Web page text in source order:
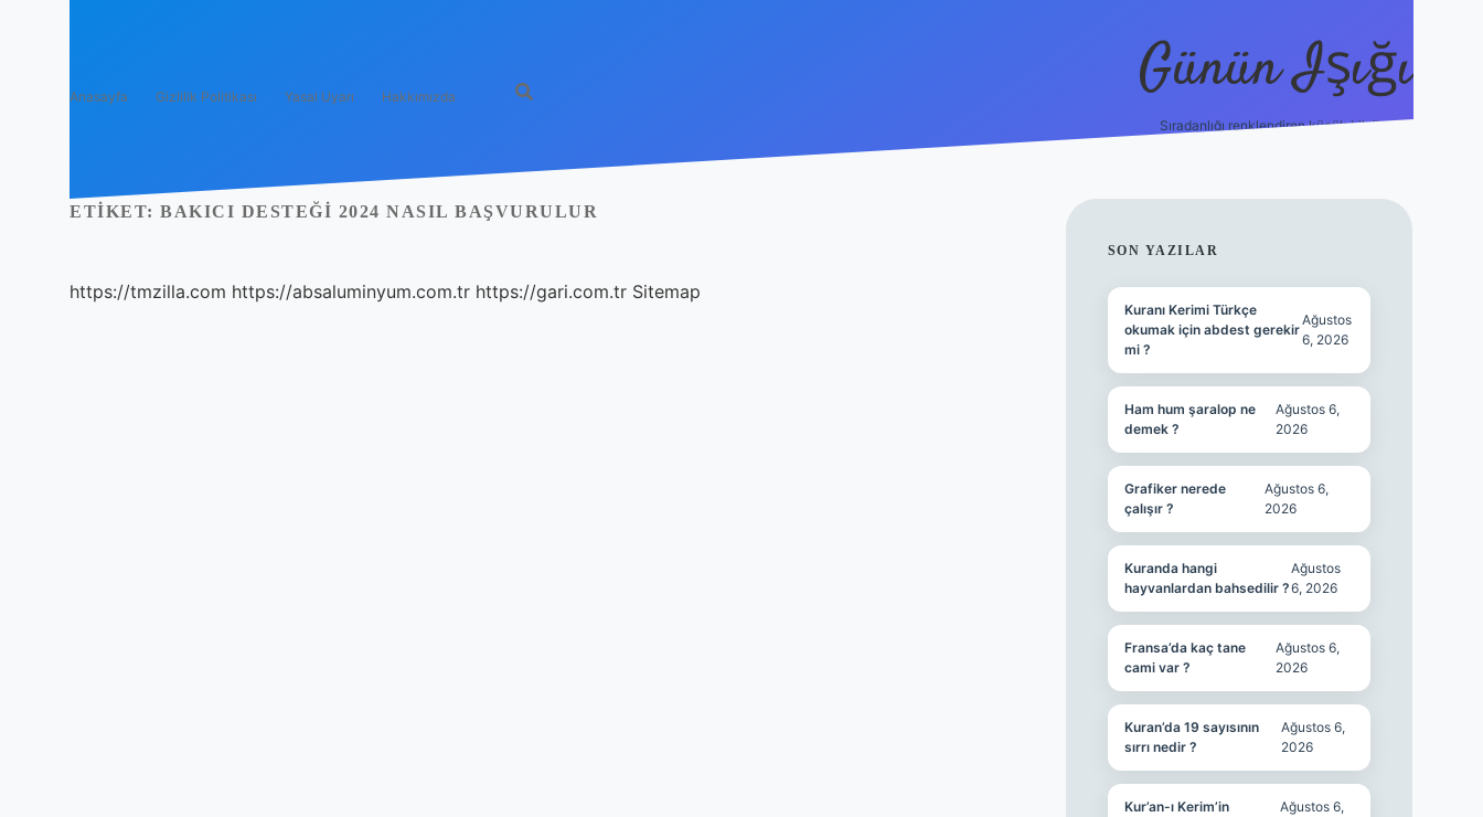
Anasayfa Gizlilik Politikası Yasal Uyarı Hakkımızda Günün Işığı
Sıradanlığı renklendiren küçük bilgiler.
ETIKET: BAKICI DESTEĞI 2024 NASIL BAŞVURULUR
https://tmzilla.com https://absaluminyum.com.tr https://gari.com.tr Sitemap
SIDEBAR
SON YAZILAR
Kuranı Kerimi Türkçe
okumak için abdest gerekir
mi ?
Ağustos
6, 2026
Ham hum şaralop ne
demek ?
Ağustos 6,
2026
Grafiker nerede
çalışır ?
Ağustos 6,
2026
Kuranda hangi
hayvanlardan bahsedilir ?
Ağustos
6, 2026
Fransa’da kaç tane
cami var ?
Ağustos 6,
2026
Kuran’da 19 sayısının
sırrı nedir ?
Ağustos 6,
2026
Kur’an-ı Kerim’in
Ağustos 6,
grand opera bet